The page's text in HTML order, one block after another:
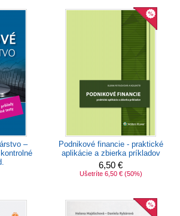
–
Podnikové financie - praktické
aplikácie a zbierka príkladov
6,50 €
Ušetríte 6,50 €(50%)